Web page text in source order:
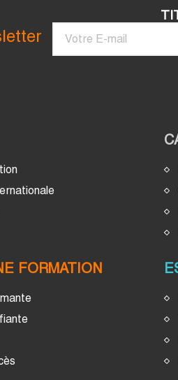
Courriel
FORMATION